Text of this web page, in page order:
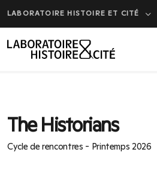
The Historians
Cycle de rencontres - Printemps 2026
LABORATOIRE HISTOIRE ET CITÉ